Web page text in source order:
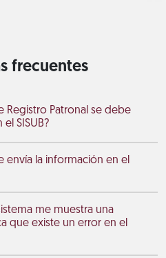
frecuentes
Registro Patronal se debe
SISUB?
envía la información en el
me muestra una
que existe un error en el